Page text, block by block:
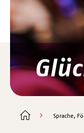
Sprache,